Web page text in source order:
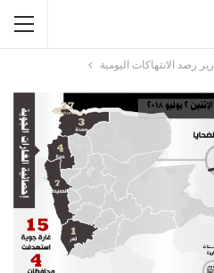
رصد الانتهاكات اليومية